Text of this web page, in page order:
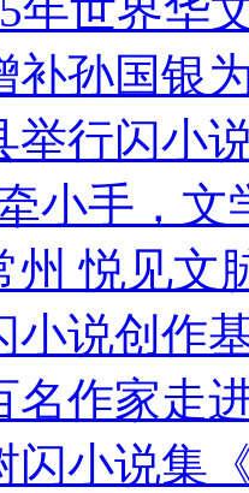
年世界华
补孙国银
举行闪小
小手，
州 悦见
小说创作
名作家走
闪小说集